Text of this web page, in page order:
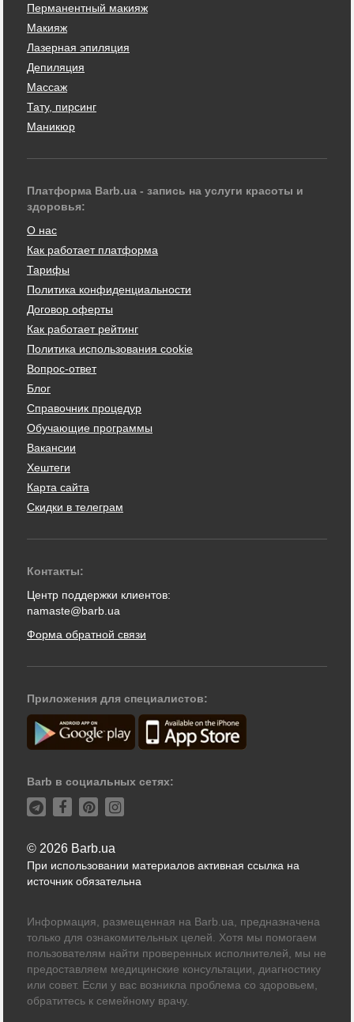
Перманентный макияж
Макияж
Лазерная эпиляция
Депиляция
Массаж
Тату, пирсинг
Маникюр
Платформа Barb.ua - запись на услуги красоты и
здоровья:
О нас
Как работает платформа
Тарифы
Политика конфиденциальности
Договор оферты
Как работает рейтинг
Политика использования cookie
Вопрос-ответ
Блог
Справочник процедур
Обучающие программы
Вакансии
Хештеги
Карта сайта
Скидки в телеграм
Контакты:
Центр поддержки клиентов:
namaste@barb.ua
Форма обратной связи
Приложения для специалистов:
Barb в социальных сетях:
© 2026 Barb.ua
При использовании материалов активная ссылка на
источник обязательна
Информация, размещенная на Barb.ua, предназначена
только для ознакомительных целей. Хотя мы помогаем
пользователям найти проверенных исполнителей, мы не
предоставляем медицинские консультации, диагностику
или совет. Если у вас возникла проблема со здоровьем,
обратитесь к семейному врачу.